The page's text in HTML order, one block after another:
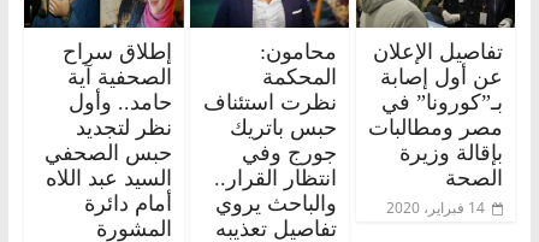
تفاصيل الإعلان
عن أول إصابة
بـ”كورونا” في
مصر ومطالبات
بإقالة وزيرة
الصحة
14 فبراير، 2020
محامون:
المحكمة
نظرت استئناف
حبس باتريك
جورج وفي
انتظار القرار..
والباحث يروي
تفاصيل تعذيبه
إطلاق سراح
الصحفية آية
حامد.. وأول
نظر لتجديد
حبس الصحفي
السيد عبد اللاه
أمام دائرة
المشورة